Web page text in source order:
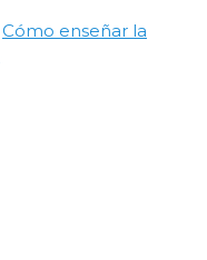
Cómo enseñar la